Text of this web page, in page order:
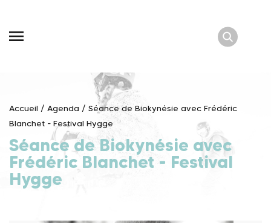
content
Accueil / Agenda / Séance de Biokynésie avec Frédéric
Blanchet - Festival Hygge
Séance de Biokynésie avec
Frédéric Blanchet - Festival
Hygge